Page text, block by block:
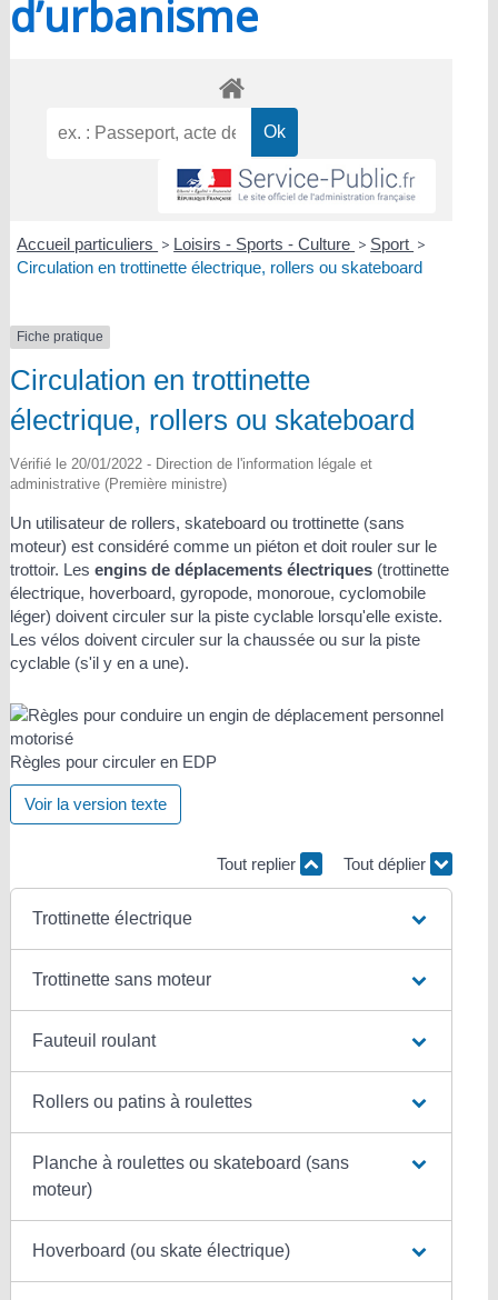
d’urbanisme
Accueil particuliers > Loisirs - Sports - Culture > Sport >
Circulation en trottinette électrique, rollers ou skateboard
Fiche pratique
Circulation en trottinette
électrique, rollers ou skateboard
Vérifié le 20/01/2022 - Direction de l'information légale et
administrative (Première ministre)
Un utilisateur de rollers, skateboard ou trottinette (sans
moteur) est considéré comme un piéton et doit rouler sur le
trottoir. Les engins de déplacements électriques(trottinette
électrique, hoverboard, gyropode, monoroue, cyclomobile
léger) doivent circuler sur la piste cyclable lorsqu'elle existe.
Les vélos doivent circuler sur la chaussée ou sur la piste
cyclable (s'il y en a une).
Règles pour circuler en EDP
Voir la version texte
Tout replier Tout déplier
Trottinette électrique
Trottinette sans moteur
Fauteuil roulant
Rollers ou patins à roulettes
Planche à roulettes ou skateboard (sans
moteur)
Hoverboard (ou skate électrique)